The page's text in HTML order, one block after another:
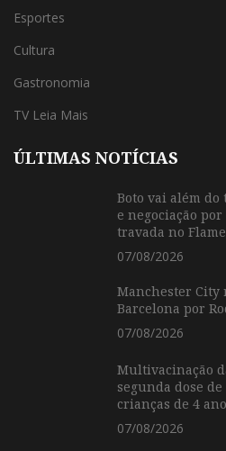
Esportes
Cultura
Gastronomia
TV Leia Mais
ÚLTIMAS NOTÍCIAS
Boto vai além do
e negociação
travada no
07/08/2026
Manchester City
Barcelona por
07/08/2026
Multivacinação
segunda dose
crianças de 4
07/08/2026